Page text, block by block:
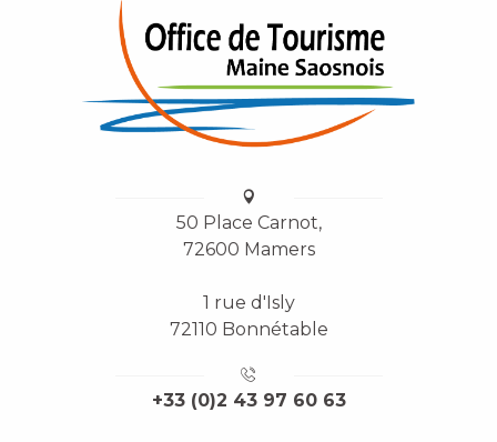
50 Place Carnot,
72600 Mamers
1 rue d'Isly
72110 Bonnétable
+33 (0)2 43 97 60 63